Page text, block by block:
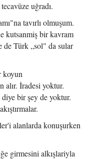
uğradı.
tavırlı olmuşum.
kutsanmiş bir kavram
Türk „sol" da sular
koyun
alır. İradesi yoktur.
bir şey de yoktur.
alanlarda konuşurken
girmesini alkışlariyla